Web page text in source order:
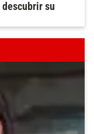
descubrir su